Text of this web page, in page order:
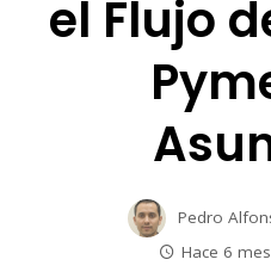
el Flujo
Pedro
Hace 6